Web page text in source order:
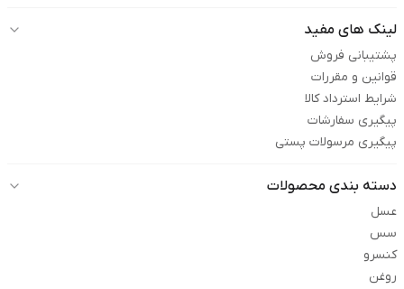
لینک های مفید
پشتیبانی فروش
قوانین و مقررات
شرایط استرداد کالا
پیگیری سفارشات
پیگیری مرسولات پستی
دسته بندی محصولات
عسل
سس
کنسرو
روغن